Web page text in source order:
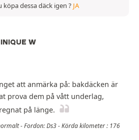
köpa dessa däck igen ? JA
W
att anmärka på: bakdäcken är
prova dem på vått underlag,
på länge.
- Fordon: Ds3 - Körda kilometer : 176